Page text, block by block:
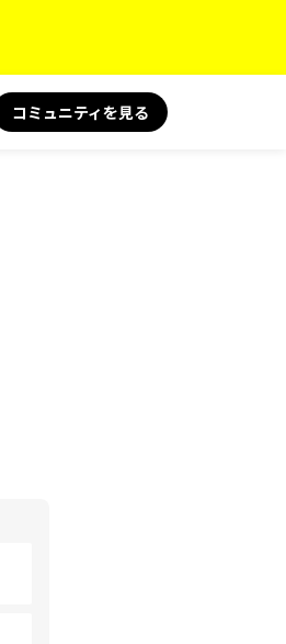
コミュニティを見る